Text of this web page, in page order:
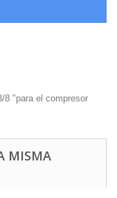
8 "para el compresor
MISMA